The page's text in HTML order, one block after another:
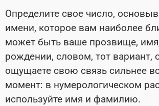
Определите свое число,
имени, которое вам наиболее
может быть ваше прозвище,
рождении, словом, тот вариант,
ощущаете свою связь сильнее
момент: в нумерологическом
используйте имя и фамилию.